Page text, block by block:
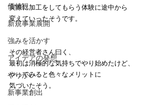
価値観
新規事業展開
強みを活かす
アイデアの発想
やりがい
新事業創出
実際に加工をしてもらう体験に途中から
変えていったそうです。
その経営者さん曰く、
最初は消極的な気持ちでやり始めたけど、
やってみると色々なメリットに
気づいたそう。